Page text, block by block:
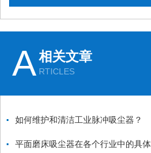
A相关文章
RTICLES
如何维护和清洁工业脉冲吸尘器？